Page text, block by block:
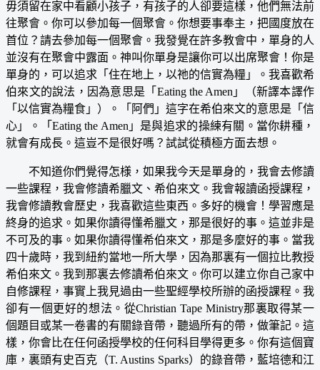
毋須留在家中看顧小孩子，有孩子的人卻要這樣，他們無法前
往聚會。你可以參加每一個聚會。你想要事奉主，把國度放在
首位？請去參加每一個聚會。我發覺在許多教會中，單身的人
並沒有在聚會中露面。神叫你單身是讓你可以出席聚會！你是
單身的，可以追求「住在地上，以祂的信實為糧」。我喜歡希
伯來文的說法，因為意思是「Eating the Amen」（新譯本譯作
「以信實為糧食」）。「阿們」這字在希伯來文的意思是「信
心」。「Eating the Amen」是與追求的操練有關。當你耕種，
就會有成長。這豈不是很好嗎？試試從積極方面去想。
不知道你們覺得怎様，如果我今天是單身的，我會去修讀
一些課程，我會修讀希臘文、希伯來文。我會報讀函授課程，
我會修讀教會歷史，我喜歡這些東西。多好的機會！學習應是
終身的追求。如果你讀得懂希臘文，那是很好的事。這並非是
不可及的事。如果你讀得懂希伯來文，那是多麼好的事。當我
四十歲時，我到紐約當地一所大學，因為那裏有一個拉比教授
希伯來文。我到那裏去修讀希伯來文。你可以建立你自己家中
自修課程，事實上我見過由一些聖經學校所辦的函授課程。我
卻有一個更好的想法。從Christian Tape Ministry那裏取得某一
個題目或某一卷書的有關錄音帶，聽過所有的帶，做筆記。這
樣，你會比在任何函授學校的任何科目學得更多。你有這個寶
庫，裏頭有史百克（T. Austins Sparks）的錄音帶，藍培德和江